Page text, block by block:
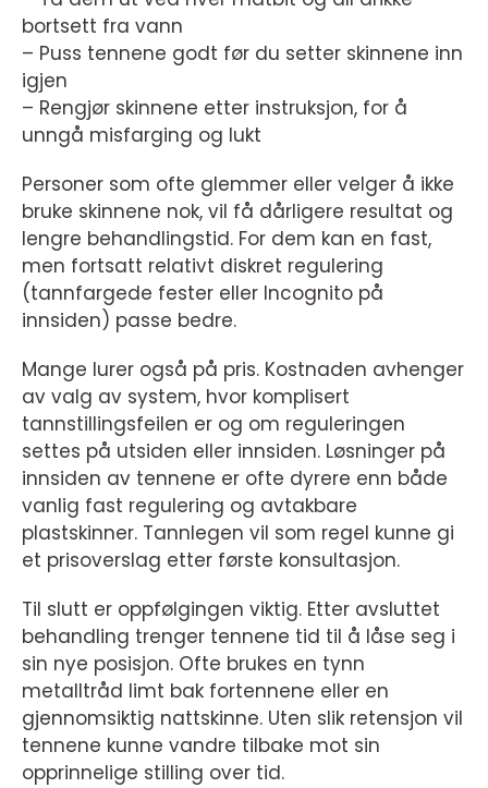
bortsett fra vann
– Puss tennene godt før du setter skinnene inn
igjen
– Rengjør skinnene etter instruksjon, for å
unngå misfarging og lukt
Personer som ofte glemmer eller velger å ikke
bruke skinnene nok, vil få dårligere resultat og
lengre behandlingstid. For dem kan en fast,
men fortsatt relativt diskret regulering
(tannfargede fester eller Incognito på
innsiden) passe bedre.
Mange lurer også på pris. Kostnaden avhenger
av valg av system, hvor komplisert
tannstillingsfeilen er og om reguleringen
settes på utsiden eller innsiden. Løsninger på
innsiden av tennene er ofte dyrere enn både
vanlig fast regulering og avtakbare
plastskinner. Tannlegen vil som regel kunne gi
et prisoverslag etter første konsultasjon.
Til slutt er oppfølgingen viktig. Etter avsluttet
behandling trenger tennene tid til å låse seg i
sin nye posisjon. Ofte brukes en tynn
metalltråd limt bak fortennene eller en
gjennomsiktig nattskinne. Uten slik retensjon vil
tennene kunne vandre tilbake mot sin
opprinnelige stilling over tid.